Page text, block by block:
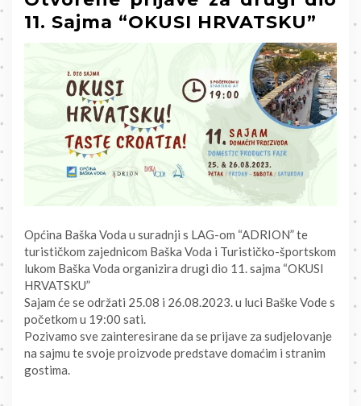
11. Sajma “OKUSI HRVATSKU”
Općina Baška Voda u suradnji s LAG-om “ADRION” te
turističkom zajednicom Baška Voda i Turističko-športskom
lukom Baška Voda organizira drugi dio 11. sajma “OKUSI
HRVATSKU”
Sajam će se održati 25.08 i 26.08.2023. u luci Baške Vode s
početkom u 19:00 sati.
Pozivamo sve zainteresirane da se prijave za sudjelovanje
na sajmu te svoje proizvode predstave domaćim i stranim
gostima.